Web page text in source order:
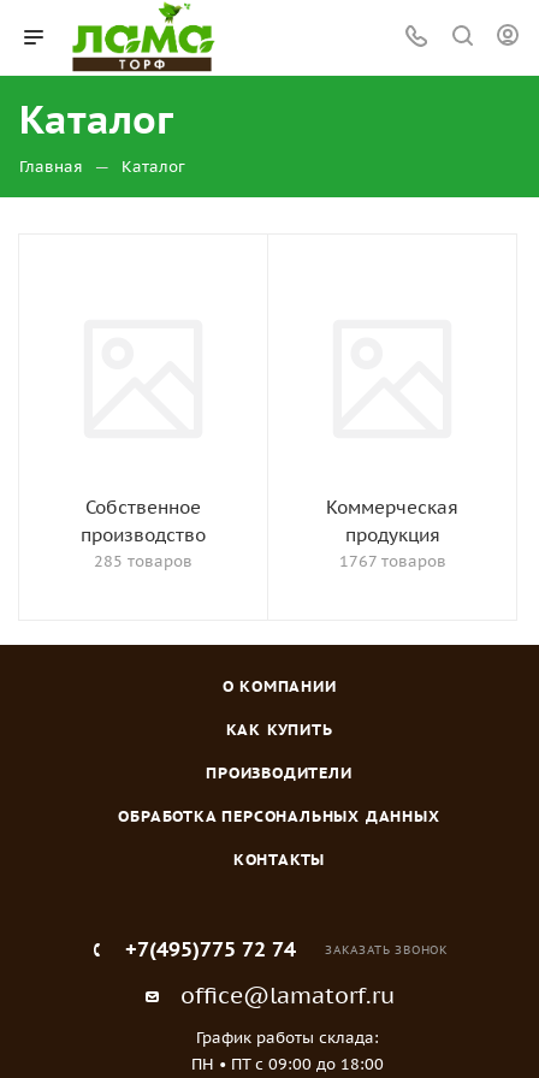
Каталог
Главная — Каталог
Собственное
производство
285 товаров
Коммерческая
продукция
1767 товаров
О КОМПАНИИ
КАК КУПИТЬ
ПРОИЗВОДИТЕЛИ
ОБРАБОТКА ПЕРСОНАЛЬНЫХ ДАННЫХ
КОНТАКТЫ
+7(495)775 72 74 ЗАКАЗАТЬ ЗВОНОК
office@lamatorf.ru
График работы склада:
ПН • ПТ c 09:00 до 18:00